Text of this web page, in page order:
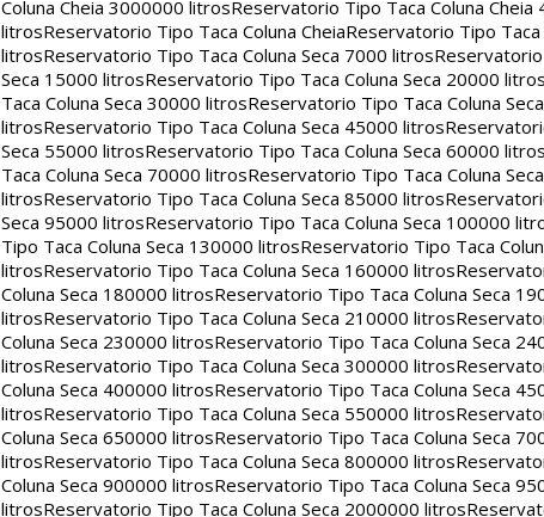
Coluna Cheia 3000000 litrosReservatorio Tipo Taca Coluna
litrosReservatorio Tipo Taca Coluna CheiaReservatorio Tipo
litrosReservatorio Tipo Taca Coluna Seca 7000 litros
Seca 15000 litrosReservatorio Tipo Taca Coluna Seca 20000 litros
Taca Coluna Seca 30000 litrosReservatorio Tipo Taca Coluna
litrosReservatorio Tipo Taca Coluna Seca 45000 litros
Seca 55000 litrosReservatorio Tipo Taca Coluna Seca 60000 litros
Taca Coluna Seca 70000 litrosReservatorio Tipo Taca Coluna
litrosReservatorio Tipo Taca Coluna Seca 85000 litros
Seca 95000 litrosReservatorio Tipo Taca Coluna Seca 100000
Tipo Taca Coluna Seca 130000 litrosReservatorio Tipo Taca
litrosReservatorio Tipo Taca Coluna Seca 160000 litros
Coluna Seca 180000 litrosReservatorio Tipo Taca Coluna Seca
litrosReservatorio Tipo Taca Coluna Seca 210000 litros
Coluna Seca 230000 litrosReservatorio Tipo Taca Coluna Seca
litrosReservatorio Tipo Taca Coluna Seca 300000 litros
Coluna Seca 400000 litrosReservatorio Tipo Taca Coluna Seca
litrosReservatorio Tipo Taca Coluna Seca 550000 litros
Coluna Seca 650000 litrosReservatorio Tipo Taca Coluna Seca
litrosReservatorio Tipo Taca Coluna Seca 800000 litros
Coluna Seca 900000 litrosReservatorio Tipo Taca Coluna Seca
litrosReservatorio Tipo Taca Coluna Seca 2000000 litros